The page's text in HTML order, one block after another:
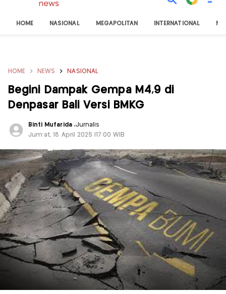
HOME NASIONAL MEGAPOLITAN INTERNATIONAL
HOME NEWS NASIONAL
Begini Dampak Gempa M4,9 di
Denpasar Bali Versi BMKG
Binti Mufarida ,Jurnalis
Jum'at, 18 April 2025 |17:00 WIB